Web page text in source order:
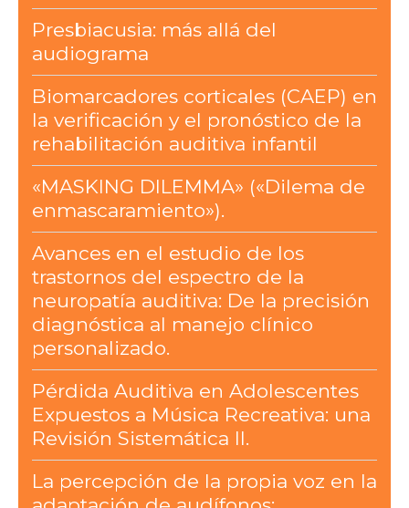
Presbiacusia: más allá del
audiograma
Biomarcadores corticales (CAEP) en
la verificación y el pronóstico de la
rehabilitación auditiva infantil
«MASKING DILEMMA» («Dilema de
enmascaramiento»).
Avances en el estudio de los
trastornos del espectro de la
neuropatía auditiva: De la precisión
diagnóstica al manejo clínico
personalizado.
Pérdida Auditiva en Adolescentes
Expuestos a Música Recreativa: una
Revisión Sistemática II.
La percepción de la propia voz en la